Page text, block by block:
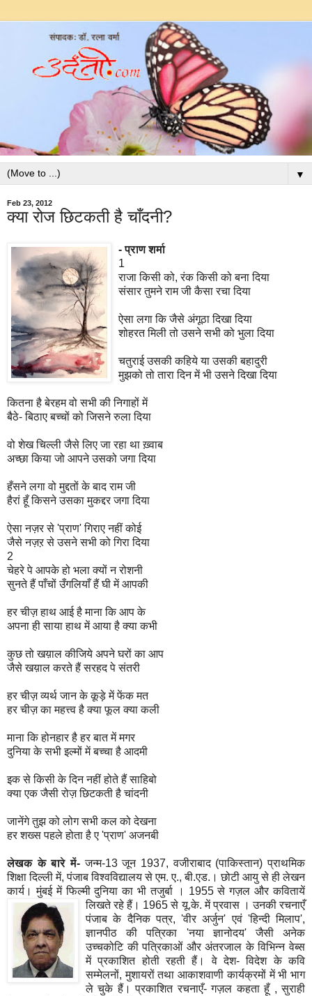
▼
Feb 23, 2012
क्या रोज छिटकती है चाँदनी?
-प्राण शर्मा
1
राजा किसी को, रंक किसी को बना दिया
संसार तुमने राम जी कैसा रचा दिया
ऐसा लगा कि जैसे अंगूठा दिखा दिया
शोहरत मिली तो उसने सभी को भुला दिया
चतुराई उसकी कहिये या उसकी बहादुरी
मुझको तो तारा दिन में भी उसने दिखा दिया
कितना है बेरहम वो सभी की निगाहों में
बैठे- बिठाए बच्चों को जिसने रुला दिया
वो शेख चिल्ली जैसे लिए जा रहा था ख़्वाब
अच्छा किया जो आपने उसको जगा दिया
हँसने लगा वो मुद्दतों के बाद राम जी
हैरां हूँ किसने उसका मुकद्दर जगा दिया
ऐसा नज़र से 'प्राण' गिराए नहीं कोई
जैसे नज़ऱ से उसने सभी को गिरा दिया
2
चेहरे पे आपके हो भला क्यों न रोशनी
सुनते हैं पाँचों उँगलियाँ हैं घी में आपकी
हर चीज़ हाथ आई है माना कि आप के
अपना ही साया हाथ में आया है क्या कभी
कुछ तो खय़ाल कीजिये अपने घरों का आप
जैसे खय़ाल करते हैं सरहद पे संतरी
हर चीज़ व्यर्थ जान के कूड़े में फेंक मत
हर चीज़ का महत्त्व है क्या फूल क्या कली
माना कि होनहार है हर बात में मगर
दुनिया के सभी इल्मों में बच्चा है आदमी
इक से किसी के दिन नहीं होते हैं साहिबो
क्या एक जैसी रोज़ छिटकती है चांदनी
जानेंगे तुझ को लोग सभी कल को देखना
हर शख्स पहले होता है ए 'प्राण' अजनबी
लेखक के बारे में- जन्म-13 जून 1937, वजीराबाद (पाकिस्तान) प्राथमिक
शिक्षा दिल्ली में, पंजाब विश्वविद्यालय से एम. ए., बी.एड.। छोटी आयु से ही लेखन
कार्य। मुंबई में फिल्मी दुनिया का भी तजुर्बा । 1955 से गज़ल और कवितायें
लिखते रहे हैं। 1965 से यू.के. में प्रवास । उनकी रचनाएँ
पंजाब के दैनिक पत्र, 'वीर अर्जुन' एवं 'हिन्दी मिलाप',
ज्ञानपीठ की पत्रिका 'नया ज्ञानोदय' जैसी अनेक
उच्चकोटि की पत्रिकाओं और अंतरजाल के विभिन्न वेब्स
में प्रकाशित होती रहती हैं। वे देश- विदेश के कवि
सम्मेलनों, मुशायरों तथा आकाशवाणी कार्यक्रमों में भी भाग
ले चुके हैं। प्रकाशित रचनाएँ- गज़ल कहता हूँ , सुराही